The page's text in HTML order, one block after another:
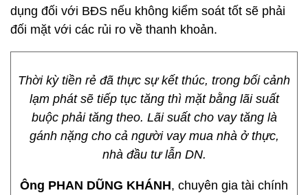
dụng đối với BĐS nếu không kiểm soát tốt sẽ phải
đối mặt với các rủi ro về thanh khoản.
Thời kỳ tiền rẻ đã thực sự kết thúc, trong bối cảnh
lạm phát sẽ tiếp tục tăng thì mặt bằng lãi suất
buộc phải tăng theo. Lãi suất cho vay tăng là
gánh nặng cho cả người vay mua nhà ở thực,
nhà đầu tư lẫn DN.
Ông PHAN DŨNG KHÁNH, chuyên gia tài chính